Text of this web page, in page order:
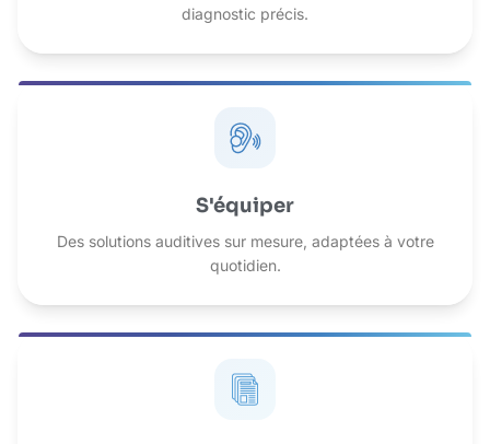
diagnostic précis.
S'équiper
Des solutions auditives sur mesure, adaptées à votre
quotidien.